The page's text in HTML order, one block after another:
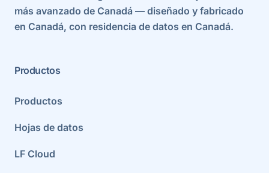
más avanzado de Canadá — diseñado y fabricado
en Canadá, con residencia de datos en Canadá.
Productos
Productos
Hojas de datos
LF Cloud